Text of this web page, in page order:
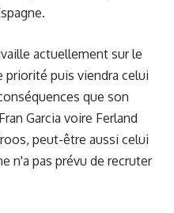
actuellement sur le
priorité puis viendra celui
que son
Garcia voire Ferland
peut-être aussi celui
n'a pas prévu de recruter